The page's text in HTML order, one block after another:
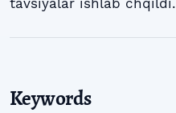
tavsiyalar ishlab chqildi.
Keywords